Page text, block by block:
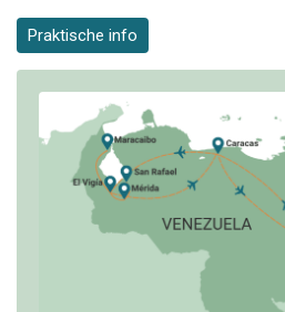
Praktische info